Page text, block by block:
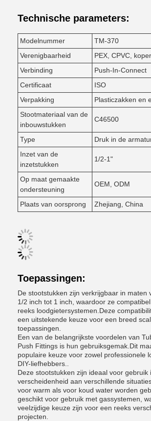
Technische parameters:
Modelnummer
TM-370
Verenigbaarheid
PEX, CPVC,
Verbinding
Push-In-Connect
Certificaat
ISO
Verpakking
Plasticzakken en
Stootmateriaal van de
inbouwstukken
C46500
Type
Druk in de
Inzet van de
inzetstukken
1/2-1"
Op maat gemaakte
ondersteuning
OEM, ODM
Plaats van oorsprong Zhejiang, China
Toepassingen:
De stootstukken zijn verkrijgbaar in maten
1/2 inch tot 1 inch, waardoor ze
reeks loodgietersystemen.Deze
een uitstekende keuze voor een breed
toepassingen.
Een van de belangrijkste voordelen van
Push Fittings is hun gebruiksgemak.Dit
populaire keuze voor zowel professionele
DIY-liefhebbers..
Deze stootstukken zijn ideaal voor gebruik
verscheidenheid aan verschillende
voor warm als voor koud water worden
geschikt voor gebruik met gassystemen,
veelzijdige keuze zijn voor een reeks
projecten.